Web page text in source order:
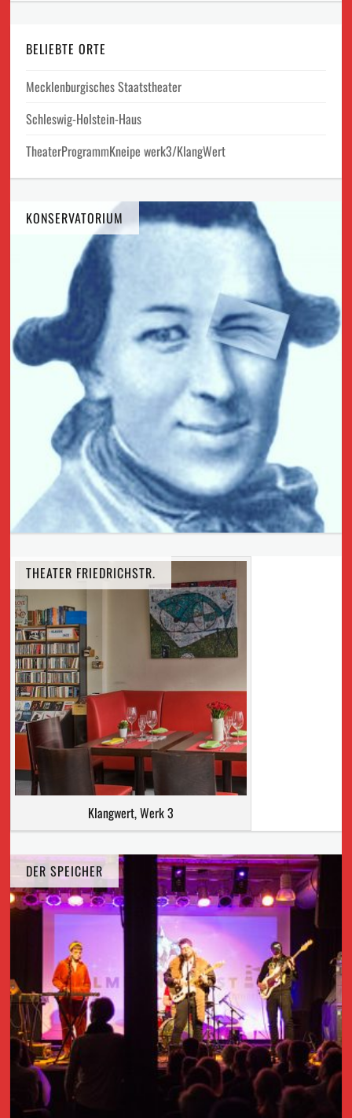
BELIEBTE ORTE
Mecklenburgisches Staatstheater
Schleswig-Holstein-Haus
TheaterProgrammKneipe werk3/KlangWert
KONSERVATORIUM
THEATER FRIEDRICHSTR.
Klangwert, Werk 3
DER SPEICHER